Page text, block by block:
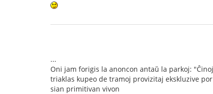
...
Oni jam forigis la anoncon antaŭ la parkoj:
triaklas kupeo de tramoj provizitaj ekskluzive
sian primitivan vivon